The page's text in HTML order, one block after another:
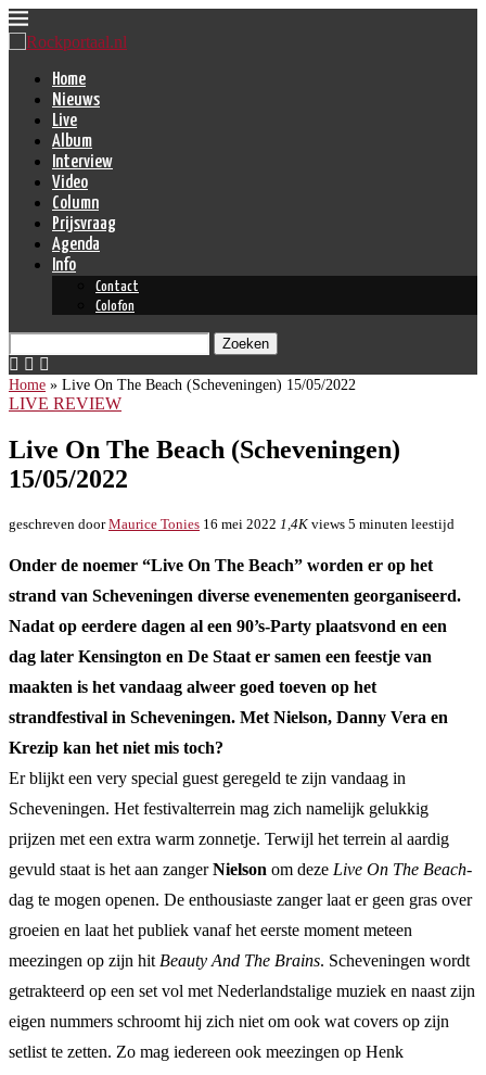
Home
Nieuws
Live
Album
Interview
Video
Column
Prijsvraag
Agenda
Info
Contact
Colofon
Zoeken
Home » Live On The Beach (Scheveningen) 15/05/2022
LIVE REVIEW
Live On The Beach (Scheveningen)
15/05/2022
geschreven doorMaurice Tonies 16 mei 2022 1,4K views 5 minuten leestijd
Onder de noemer “Live On The Beach” worden er op het
strand van Scheveningen diverse evenementen georganiseerd.
Nadat op eerdere dagen al een 90’s-Party plaatsvond en een
dag later Kensington en De Staat er samen een feestje van
maakten is het vandaag alweer goed toeven op het
strandfestival in Scheveningen. Met Nielson, Danny Vera en
Krezip kan het niet mis toch?
Er blijkt een very special guest geregeld te zijn vandaag in
Scheveningen. Het festivalterrein mag zich namelijk gelukkig
prijzen met een extra warm zonnetje. Terwijl het terrein al aardig
gevuld staat is het aan zangerNielson om deze Live On The Beach-
dag te mogen openen. De enthousiaste zanger laat er geen gras over
groeien en laat het publiek vanaf het eerste moment meteen
meezingen op zijn hit Beauty And The Brains. Scheveningen wordt
getrakteerd op een set vol met Nederlandstalige muziek en naast zijn
eigen nummers schroomt hij zich niet om ook wat covers op zijn
setlist te zetten. Zo mag iedereen ook meezingen op Henk